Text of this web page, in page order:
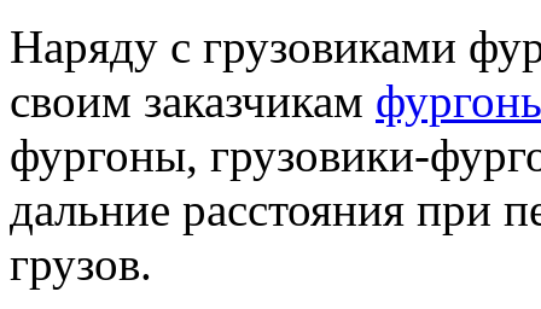
Наряду с грузовиками
своим заказчикам
фургоны, грузовики-
дальние расстояния при
грузов.